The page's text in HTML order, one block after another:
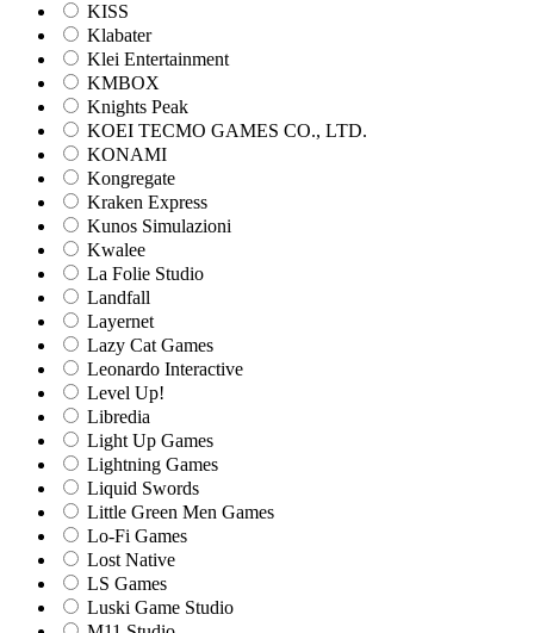
KISS
Klabater
Klei Entertainment
KMBOX
Knights Peak
KOEI TECMO GAMES CO., LTD.
KONAMI
Kongregate
Kraken Express
Kunos Simulazioni
Kwalee
La Folie Studio
Landfall
Layernet
Lazy Cat Games
Leonardo Interactive
Level Up!
Libredia
Light Up Games
Lightning Games
Liquid Swords
Little Green Men Games
Lo-Fi Games
Lost Native
LS Games
Luski Game Studio